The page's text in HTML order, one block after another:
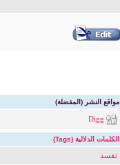
مواقع النشر (المفضلة)
Digg
الكلمات الدلالية (Tags)
تفسد